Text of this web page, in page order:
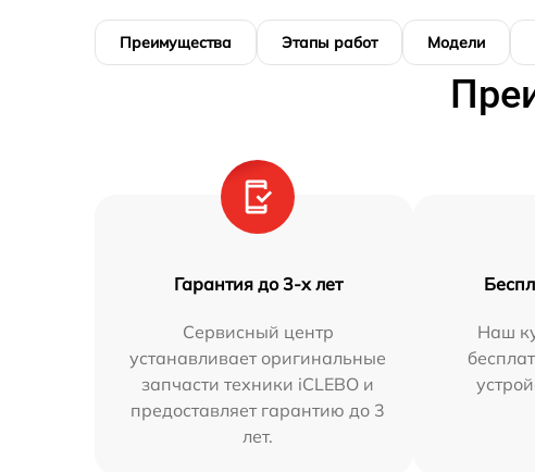
Преимущества Этапы работ Модели
Гарантия до 3-х лет
Сервисный центр
устанавливает оригинальные
запчасти техники iCLEBO и
предоставляет гарантию до 3
лет.
Наш